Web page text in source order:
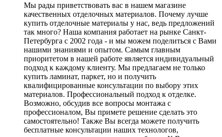
Мы рады приветствовать вас в нашем магазине
качественных отделочных материалов. Почему лучше
купить отделочные материалы у нас, ведь предложений
так много? Наша компания работает на рынке Санкт-
Петербурга с 2002 года - и мы можем поделиться с Вами
нашими знаниями и опытом. Самым главным
приоритетом в нашей работе является индивидуальный
подход к каждому клиенту. Мы предлагаем не только
купить ламинат, паркет, но и получить
квалифицированные консультации по выбору этих
материалов. Профессиональный подход к отделке.
Возможно, обсудив все вопросы монтажа с
профессионалом, Вы примете решение сделать это
самостоятельно! Также Вы всегда можете получить
бесплатные консультации наших технологов,